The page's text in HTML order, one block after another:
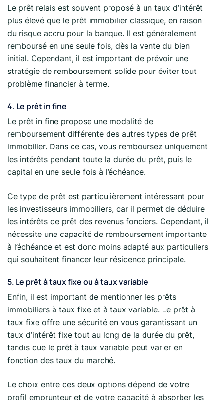
Le prêt relais est souvent proposé à un taux d’intérêt
plus élevé que le prêt immobilier classique, en raison
du risque accru pour la banque. Il est généralement
remboursé en une seule fois, dès la vente du bien
initial. Cependant, il est important de prévoir une
stratégie de remboursement solide pour éviter tout
problème financier à terme.
4. Le prêt in fine
Le prêt in fine propose une modalité de
remboursement différente des autres types de prêt
immobilier. Dans ce cas, vous remboursez uniquement
les intérêts pendant toute la durée du prêt, puis le
capital en une seule fois à l’échéance.
Ce type de prêt est particulièrement intéressant pour
les investisseurs immobiliers, car il permet de déduire
les intérêts de prêt des revenus fonciers. Cependant, il
nécessite une capacité de remboursement importante
à l’échéance et est donc moins adapté aux particuliers
qui souhaitent financer leur résidence principale.
5. Le prêt à taux fixe ou à taux variable
Enfin, il est important de mentionner les prêts
immobiliers à taux fixe et à taux variable. Le prêt à
taux fixe offre une sécurité en vous garantissant un
taux d’intérêt fixe tout au long de la durée du prêt,
tandis que le prêt à taux variable peut varier en
fonction des taux du marché.
Le choix entre ces deux options dépend de votre
profil emprunteur et de votre capacité à absorber les